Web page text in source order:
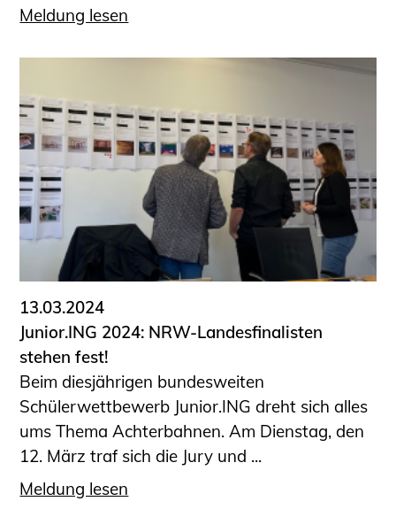
Meldung lesen
13.03.2024
Junior.ING 2024: NRW-Landesfinalisten
stehen fest!
Beim diesjährigen bundesweiten
Schülerwettbewerb Junior.ING dreht sich alles
ums Thema Achterbahnen. Am Dienstag, den
12. März traf sich die Jury und ...
Meldung lesen